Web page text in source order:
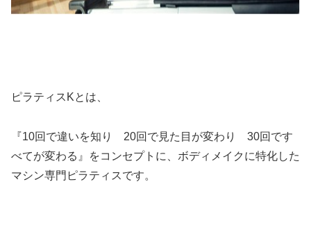
ピラティスKとは、
『10回で違いを知り 20回で見た目が変わり 30回です
べてが変わる』をコンセプトに、ボディメイクに特化した
マシン専門ピラティスです。